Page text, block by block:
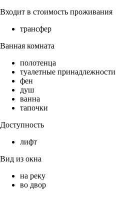
Входит в стоимость проживания
трансфер
Ванная комната
полотенца
туалетные принадлежности
фен
душ
ванна
тапочки
Доступность
лифт
Вид из окна
на реку
во двор